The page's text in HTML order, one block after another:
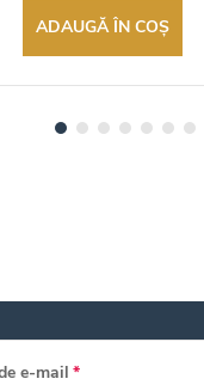
ADAUGĂ ÎN COŞ
e-mail